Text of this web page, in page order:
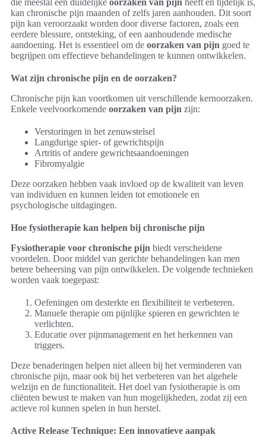
kan chronische pijn maanden of zelfs jaren aanhouden. Dit soort
pijn kan veroorzaakt worden door diverse factoren, zoals een
eerdere blessure, ontsteking, of een aanhoudende medische
aandoening. Het is essentieel om de oorzaken van pijn goed te
begrijpen om effectieve behandelingen te kunnen ontwikkelen.
Wat zijn chronische pijn en de oorzaken?
Chronische pijn kan voortkomen uit verschillende kernoorzaken.
Enkele veelvoorkomende oorzaken van pijn zijn:
Verstoringen in het zenuwstelsel
Langdurige spier- of gewrichtspijn
Artritis of andere gewrichtsaandoeningen
Fibromyalgie
Deze oorzaken hebben vaak invloed op de kwaliteit van leven
van individuen en kunnen leiden tot emotionele en
psychologische uitdagingen.
Hoe fysiotherapie kan helpen bij chronische pijn
Fysiotherapie voor chronische pijn biedt verscheidene
voordelen. Door middel van gerichte behandelingen kan men
betere beheersing van pijn ontwikkelen. De volgende technieken
worden vaak toegepast:
Oefeningen om desterkte en flexibiliteit te verbeteren.
Manuele therapie om pijnlijke spieren en gewrichten te
verlichten.
Educatie over pijnmanagement en het herkennen van
triggers.
Deze benaderingen helpen niet alleen bij het verminderen van
chronische pijn, maar ook bij het verbeteren van het algehele
welzijn en de functionaliteit. Het doel van fysiotherapie is om
cliënten bewust te maken van hun mogelijkheden, zodat zij een
actieve rol kunnen spelen in hun herstel.
Active Release Technique: Een innovatieve aanpak